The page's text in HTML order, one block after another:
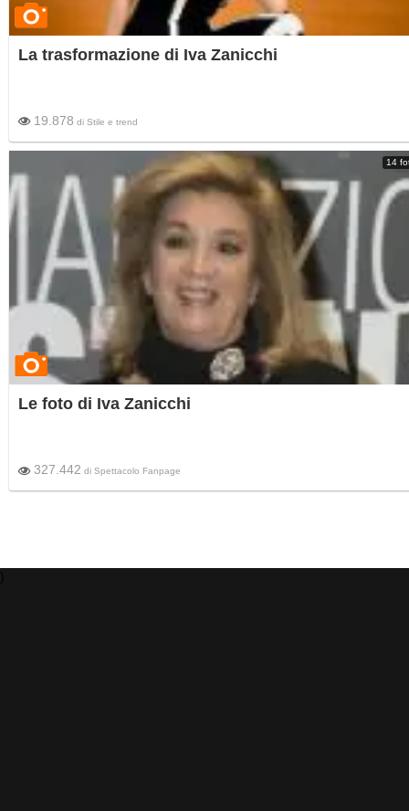
La trasformazione di Iva Zanicchi
19.878 di Stile e trend
14
Le foto di Iva Zanicchi
327.442 di Spettacolo Fanpage